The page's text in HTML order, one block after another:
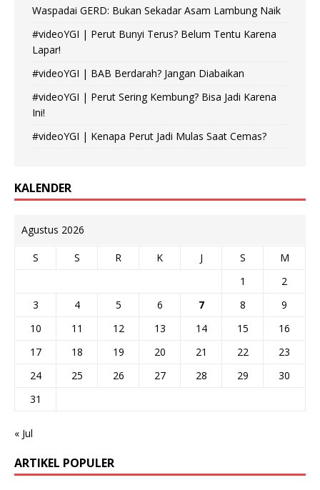
Waspadai GERD: Bukan Sekadar Asam Lambung Naik
#videoYGI | Perut Bunyi Terus? Belum Tentu Karena
Lapar!
#videoYGI | BAB Berdarah? Jangan Diabaikan
#videoYGI | Perut Sering Kembung? Bisa Jadi Karena
Ini!
#videoYGI | Kenapa Perut Jadi Mulas Saat Cemas?
KALENDER
Agustus 2026
S S R K J S
M
1
2
3
4 5 6 7 8
9
10
11 12 13 14 15
16
17
18 19 20 21 22
23
24
25 26 27 28 29
30
31
« Jul
ARTIKEL POPULER